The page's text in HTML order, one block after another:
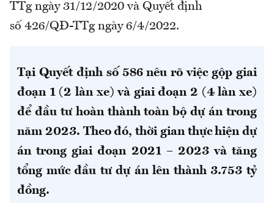
TTg ngày 31/12/2020 và Quyết định
số 426/QĐ-TTg ngày 6/4/2022.
Tại Quyết định số 586 nêu rõ việc gộp giai
đoạn 1 (2 làn xe) và giai đoạn 2 (4 làn xe)
để đầu tư hoàn thành toàn bộ dự án trong
năm 2023. Theo đó, thời gian thực hiện dự
án trong giai đoạn 2021 – 2023 và tăng
tổng mức đầu tư dự án lên thành 3.753 tỷ
đồng.